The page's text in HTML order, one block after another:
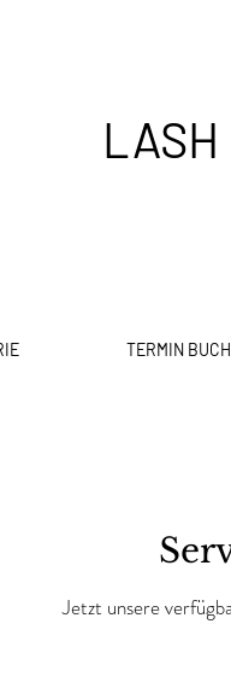
LASH
TERMIN
Jetzt unsere